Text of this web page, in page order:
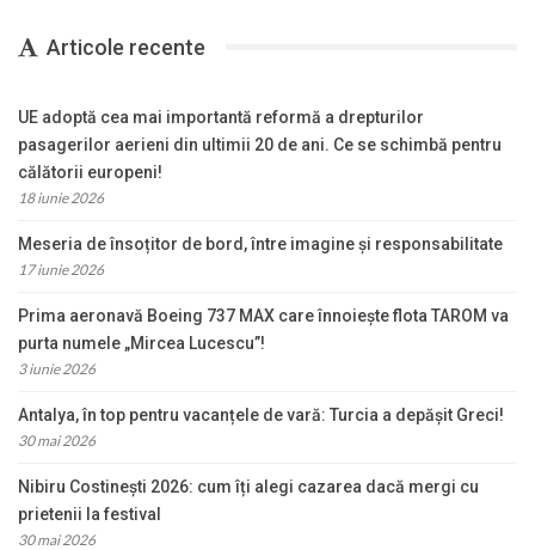
Articole recente
UE adoptă cea mai importantă reformă a drepturilor
pasagerilor aerieni din ultimii 20 de ani. Ce se schimbă pentru
călătorii europeni!
18 iunie 2026
Meseria de însoțitor de bord, între imagine și responsabilitate
17 iunie 2026
Prima aeronavă Boeing 737 MAX care înnoiește flota TAROM va
purta numele „Mircea Lucescu”!
3 iunie 2026
Antalya, în top pentru vacanțele de vară: Turcia a depășit Greci!
30 mai 2026
Nibiru Costinești 2026: cum îți alegi cazarea dacă mergi cu
prietenii la festival
30 mai 2026